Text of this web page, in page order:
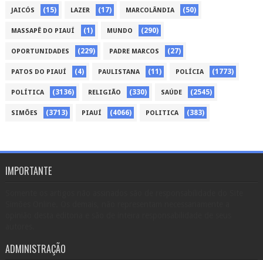
JAICÓS (15) LAZER (17) MARCOLÂNDIA (50)
MASSAPÊ DO PIAUÍ (1) MUNDO (290)
OPORTUNIDADES (229) PADRE MARCOS (27)
PATOS DO PIAUÍ (4) PAULISTANA (11) POLÍCIA (1773)
POLÍTICA (3136) RELIGIÃO (330) SAÚDE (2545)
SIMÕES (3713) PIAUÍ (4066) POLITICA (383)
IMPORTANTE
ADMINISTRAÇÃO